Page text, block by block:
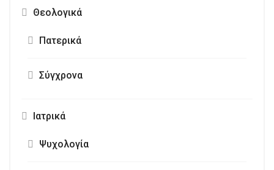
Θεολογικά
Πατερικά
Σύγχρονα
Ιατρικά
Ψυχολογία